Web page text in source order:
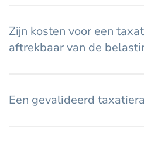
Zijn kosten voor een
aftrekbaar van de
Een gevalideerd